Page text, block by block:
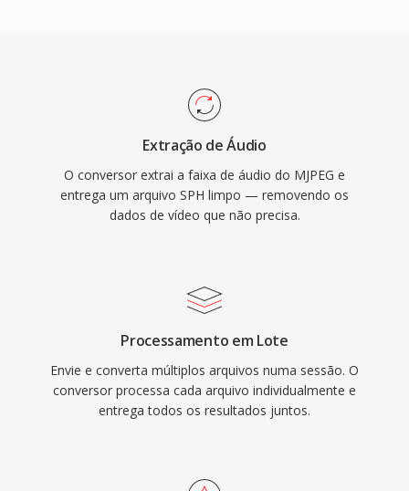
Extração de Áudio
O conversor extrai a faixa de áudio do MJPEG e
entrega um arquivo SPH limpo — removendo os
dados de vídeo que não precisa.
Processamento em Lote
Envie e converta múltiplos arquivos numa sessão. O
conversor processa cada arquivo individualmente e
entrega todos os resultados juntos.